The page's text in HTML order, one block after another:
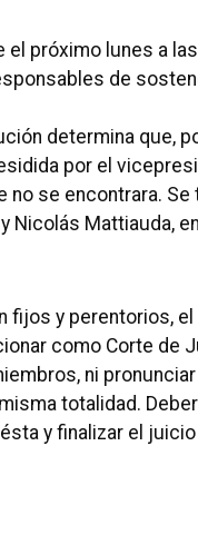
el próximo lunes a
de
determina que,
por el
se encontrara. Se
Nicolás Mattiauda,
fijos y perentorios,
como Corte de
ni
totalidad.
y finalizar el